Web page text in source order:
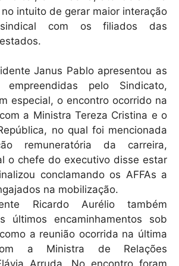
intuito de gerar maior interação
com os filiados das
Janus Pablo apresentou as
empreendidas pelo Sindicato,
especial, o encontro ocorrido na
a Ministra Tereza Cristina e o
no qual foi mencionada
remuneratória da carreira,
o chefe do executivo disse estar
conclamando os AFFAs a
na mobilização.
Ricardo Aurélio também
últimos encaminhamentos sob
a reunião ocorrida na última
a Ministra de Relações